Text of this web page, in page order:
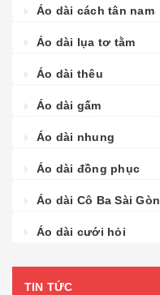
Áo dài cách tân nam
Áo dài lụa tơ tằm
Áo dài thêu
Áo dài gấm
Áo dài nhung
Áo dài đồng phục
Áo dài Cô Ba Sài Gòn
Áo dài cưới hỏi
TIN TỨC